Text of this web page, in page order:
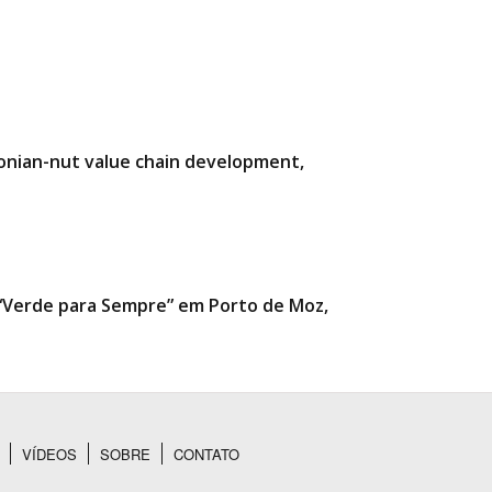
nut value chain development,
para Sempre” em Porto de Moz,
VÍDEOS SOBRE CONTATO